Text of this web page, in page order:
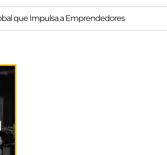
que Impulsa a Emprendedores